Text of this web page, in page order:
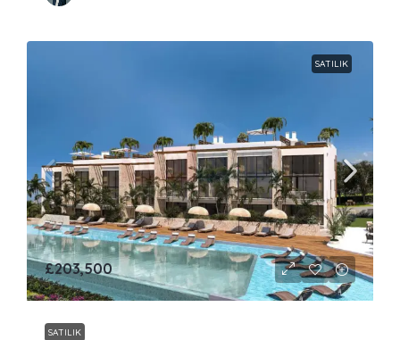
SATILIK
£203,500
SATILIK